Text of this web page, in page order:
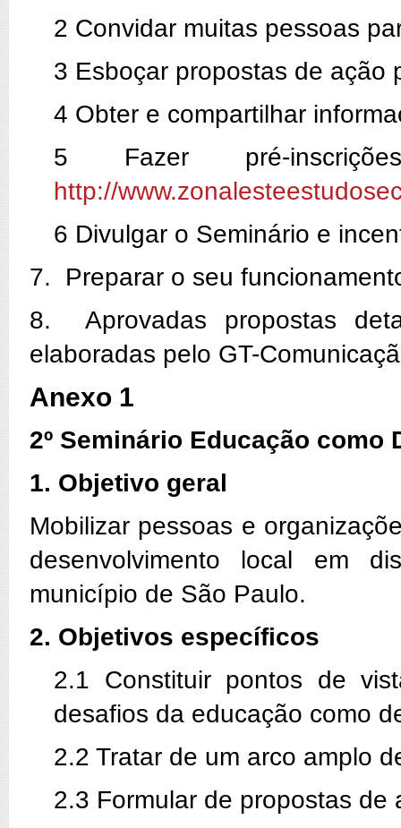
2 Convidar muitas pessoas
3 Esboçar propostas de ação
4 Obter e compartilhar
5 Fazer pré-
http://
6 Divulgar o Seminário e
7. Preparar o seu
8. Aprovadas propostas
elaboradas pelo GT-
Anexo 1
2º Seminário Educação como
1. Objetivo geral
Mobilizar pessoas e
desenvolvimento local em
município de São Paulo.
2. Objetivos específicos
2.1 Constituir pontos de
desafios da educação como
2.2 Tratar de um arco amplo
2.3 Formular de propostas de